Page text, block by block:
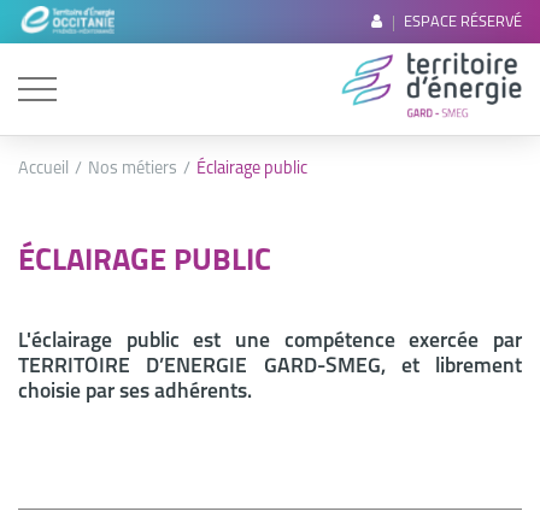
ESPACE RÉSERVÉ
Accueil Nos métiers Éclairage public
ÉCLAIRAGE PUBLIC
L'éclairage public est une compétence exercée par
TERRITOIRE D’ENERGIE GARD-SMEG, et librement
choisie par ses adhérents.